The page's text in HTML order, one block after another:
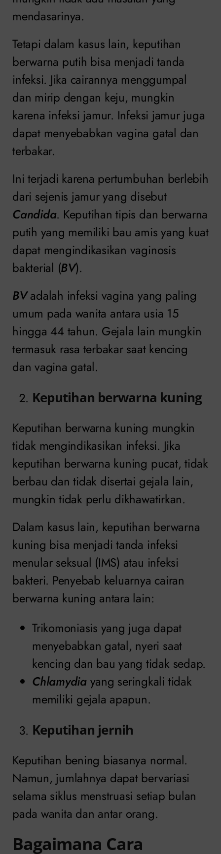
mendasarinya.
Tetapi dalam kasus lain, keputihan
berwarna putih bisa menjadi tanda
infeksi. Jika cairannya menggumpal
dan mirip dengan keju, mungkin
karena infeksi jamur. Infeksi jamur juga
dapat menyebabkan vagina gatal dan
terbakar.
Ini terjadi karena pertumbuhan berlebih
dari sejenis jamur yang disebut
Candida. Keputihan tipis dan berwarna
putih yang memiliki bau amis yang kuat
dapat mengindikasikan vaginosis
bakterial (BV).
BVadalah infeksi vagina yang paling
umum pada wanita antara usia 15
hingga 44 tahun. Gejala lain mungkin
termasuk rasa terbakar saat kencing
dan vagina gatal.
Keputihan berwarna kuning
Keputihan berwarna kuning mungkin
tidak mengindikasikan infeksi. Jika
keputihan berwarna kuning pucat, tidak
berbau dan tidak disertai gejala lain,
mungkin tidak perlu dikhawatirkan.
Dalam kasus lain, keputihan berwarna
kuning bisa menjadi tanda infeksi
menular seksual (IMS) atau infeksi
bakteri. Penyebab keluarnya cairan
berwarna kuning antara lain:
Trikomoniasis yang juga dapat
menyebabkan gatal, nyeri saat
kencing dan bau yang tidak sedap.
Chlamydiayang seringkali tidak
memiliki gejala apapun.
Keputihan jernih
Keputihan bening biasanya normal.
Namun, jumlahnya dapat bervariasi
selama siklus menstruasi setiap bulan
pada wanita dan antar orang.
Bagaimana Cara